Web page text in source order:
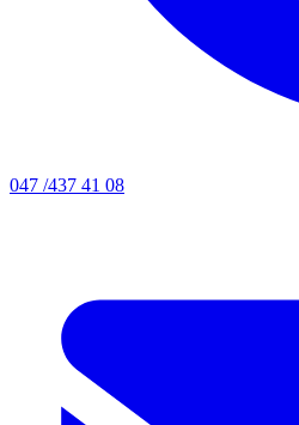
047 /437 41 08